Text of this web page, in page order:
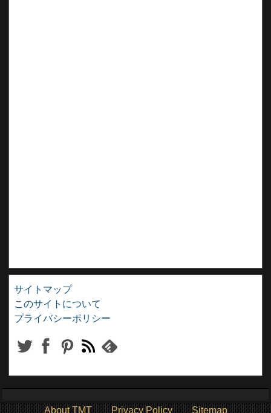
サイトマップ
このサイトについて
プライバシーポリシー
About TMT Privacy Policy Sitemap